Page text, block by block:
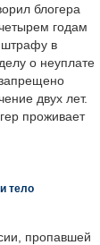
блогера
годам
в
о неуплате
двух лет.
проживает
тело
пропавшей